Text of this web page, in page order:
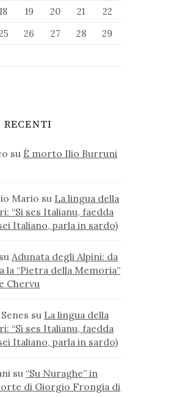
18 19 20 21
22
26 27 28
29
su È morto Ilio Burruni
Mario su La lingua della
“Si ses Italianu, faedda
Italiano, parla in sardo)
su Adunata degli Alpini: da
la “Pietra della Memoria”
Chervu
su La lingua della
“Si ses Italianu, faedda
Italiano, parla in sardo)
su “Su Nuraghe” in
di Giorgio Frongia di